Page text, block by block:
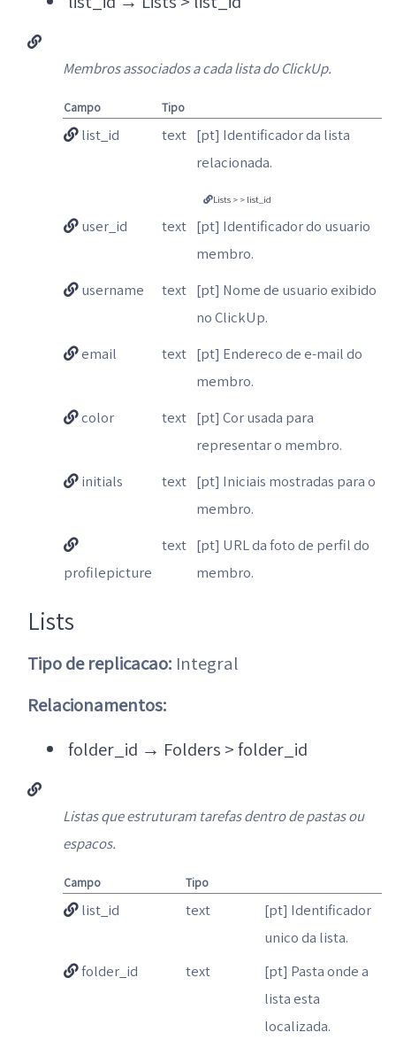
Membros associados a cada lista do ClickUp.
Campo Tipo
list_id text [pt] Identificador da lista
relacionada.
Lists > > list_id
user_id text [pt] Identificador do usuario
membro.
username
text [pt] Nome de usuario exibido
no ClickUp.
email
text [pt] Endereco de e-mail do
membro.
color
text [pt] Cor usada para
representar o membro.
initials
text [pt] Iniciais mostradas para o
membro.
profilepicture
text [pt] URL da foto de perfil do
membro.
Lists
Tipo de replicacao: Integral
Relacionamentos:
folder_id → Folders > folder_id
Listas que estruturam tarefas dentro de pastas ou
espacos.
Campo Tipo
list_id text
[pt] Identificador
unico da lista.
folder_id
text
[pt] Pasta onde a
lista esta
localizada.